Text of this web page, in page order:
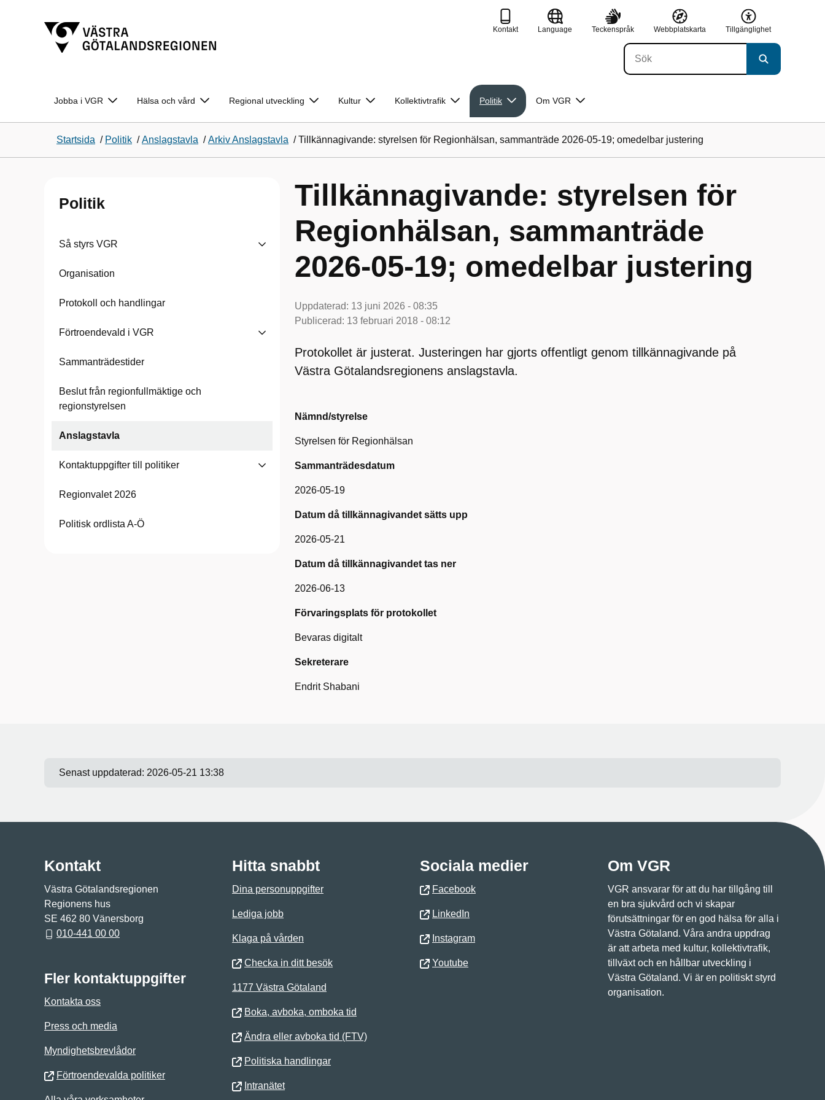
Kontakt Language Teckenspråk Webbplatskarta Tillgänglighet
Jobba i VGR Hälsa och vård Regional utveckling Kultur Kollektivtrafik Politik Om VGR
Startsida / Politik /Anslagstavla /Arkiv Anslagstavla /Tillkännagivande: styrelsen för Regionhälsan, sammanträde 2026-05-19; omedelbar justering
Politik
Så styrs VGR
Organisation
Protokoll och handlingar
Förtroendevald i VGR
Sammanträdestider
Beslut från regionfullmäktige och
regionstyrelsen
Anslagstavla
Kontaktuppgifter till politiker
Regionvalet 2026
Politisk ordlista A-Ö
Tillkännagivande: styrelsen för
Regionhälsan, sammanträde
2026-05-19; omedelbar justering
Uppdaterad: 13 juni 2026 - 08:35
Publicerad: 13 februari 2018 - 08:12
Protokollet är justerat. Justeringen har gjorts offentligt genom tillkännagivande på
Västra Götalandsregionens anslagstavla.
Nämnd/styrelse
Styrelsen för Regionhälsan
Sammanträdesdatum
2026-05-19
Datum då tillkännagivandet sätts upp
2026-05-21
Datum då tillkännagivandet tas ner
2026-06-13
Förvaringsplats för protokollet
Bevaras digitalt
Sekreterare
Endrit Shabani
Senast uppdaterad: 2026-05-21 13:38
Kontakt
Västra Götalandsregionen
Regionens hus
SE 462 80 Vänersborg
010-441 00 00
Fler kontaktuppgifter
Kontakta oss
Press och media
Myndighetsbrevlådor
Förtroendevalda politiker
Hitta snabbt
Dina personuppgifter
Lediga jobb
Klaga på vården
Checka in ditt besök
1177 Västra Götaland
Boka, avboka, omboka tid
Ändra eller avboka tid (FTV)
Politiska handlingar
Intranätet
Sociala medier
Facebook
LinkedIn
Instagram
Youtube
Om VGR
VGR ansvarar för att du har tillgång till
en bra sjukvård och vi skapar
förutsättningar för en god hälsa för alla i
Västra Götaland. Våra andra uppdrag
är att arbeta med kultur, kollektivtrafik,
tillväxt och en hållbar utveckling i
Västra Götaland. Vi är en politiskt styrd
organisation.